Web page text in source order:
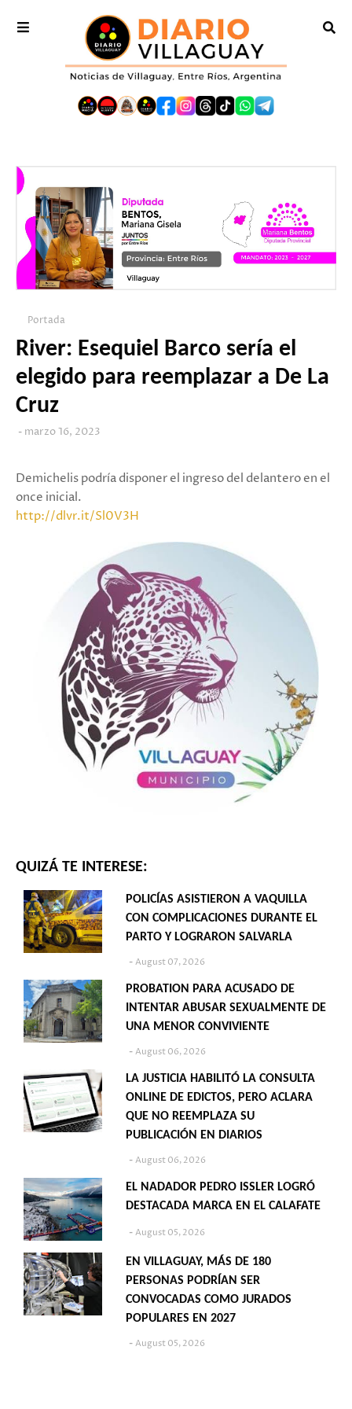
Portada
River: Esequiel Barco sería el
elegido para reemplazar a De La
Cruz
marzo 16, 2023
Demichelis podría disponer el ingreso del delantero en el
once inicial.
http://dlvr.it/Sl0V3H
QUIZÁ TE INTERESE:
POLICÍAS ASISTIERON A VAQUILLA
CON COMPLICACIONES DURANTE EL
PARTO Y LOGRARON SALVARLA
August 07, 2026
PROBATION PARA ACUSADO DE
INTENTAR ABUSAR SEXUALMENTE DE
UNA MENOR CONVIVIENTE
August 06, 2026
LA JUSTICIA HABILITÓ LA CONSULTA
ONLINE DE EDICTOS, PERO ACLARA
QUE NO REEMPLAZA SU
PUBLICACIÓN EN DIARIOS
August 06, 2026
EL NADADOR PEDRO ISSLER LOGRÓ
DESTACADA MARCA EN EL CALAFATE
August 05, 2026
EN VILLAGUAY, MÁS DE 180
PERSONAS PODRÍAN SER
CONVOCADAS COMO JURADOS
POPULARES EN 2027
August 05, 2026